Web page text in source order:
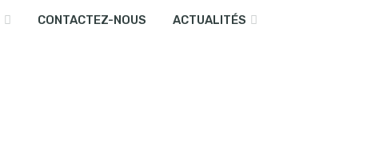
CONTACTEZ-NOUS ACTUALITÉS